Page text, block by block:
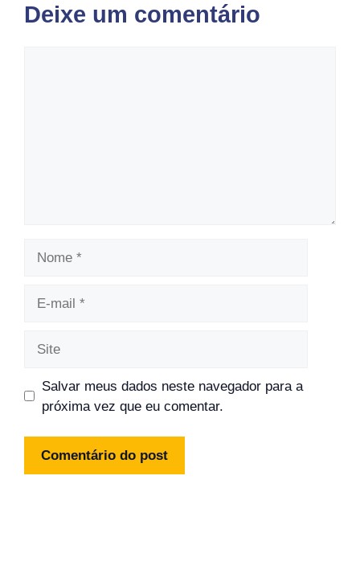
Deixe um comentário
Salvar meus dados neste navegador para a
próxima vez que eu comentar.